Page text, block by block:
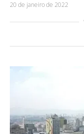
20 de janeiro de 2022